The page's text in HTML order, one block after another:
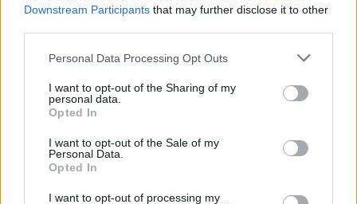
Downstream Participants that may further disclose it to other
Please note that this website/app uses one or more Google
not limited to your visit or usage behaviour. You may click to
grant or deny consent to Google and its third-party tags to
use your data for below specified purposes in below Google
consent section.
Personal Data Processing Opt Outs
I want to opt-out of the Sharing of my
personal data.
Opted In
I want to opt-out of the Sale of my
Personal Data.
Opted In
I want to opt-out of processing my
Το FIAT 500 Hybrid τώρα
από 18.990 ευρώ
συνεχίζουν μαζί: Ανανέωση